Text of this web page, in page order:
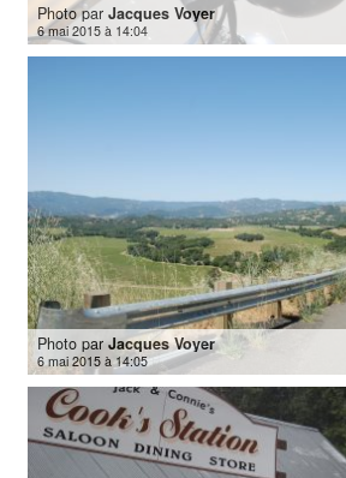
Photo par Jacques Voyer
6 mai 2015 à 14:04
Photo par Jacques Voyer
6 mai 2015 à 14:05